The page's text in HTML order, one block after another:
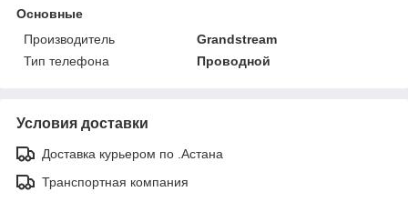
Основные
Производитель
Grandstream
Тип телефона
Проводной
Условия доставки
Доставка курьером по .Астана
Транспортная компания